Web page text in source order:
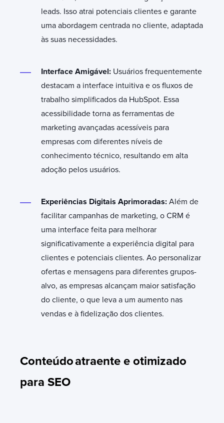
leads. Isso atrai potenciais clientes e garante
uma abordagem centrada no cliente, adaptada
às suas necessidades.
Interface Amigável: Usuários frequentemente
destacam a interface intuitiva e os fluxos de
trabalho simplificados da HubSpot. Essa
acessibilidade torna as ferramentas de
marketing avançadas acessíveis para
empresas com diferentes níveis de
conhecimento técnico, resultando em alta
adoção pelos usuários.
Experiências Digitais Aprimoradas: Além de
facilitar campanhas de marketing, o CRM é
uma interface feita para melhorar
significativamente a experiência digital para
clientes e potenciais clientes. Ao personalizar
ofertas e mensagens para diferentes grupos-
alvo, as empresas alcançam maior satisfação
do cliente, o que leva a um aumento nas
vendas e à fidelização dos clientes.
Conteúdoatraente e otimizado
para SEO